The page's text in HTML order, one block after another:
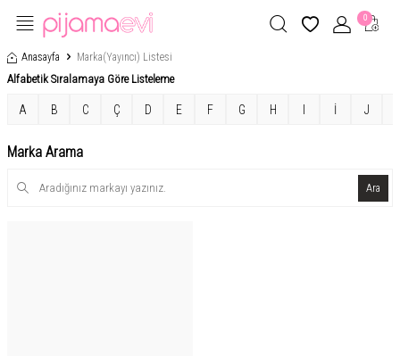
0
Anasayfa Marka(Yayıncı) Listesi
Alfabetik Sıralamaya Göre Listeleme
A B C Ç D E F G H I İ J
Marka Arama
Ara